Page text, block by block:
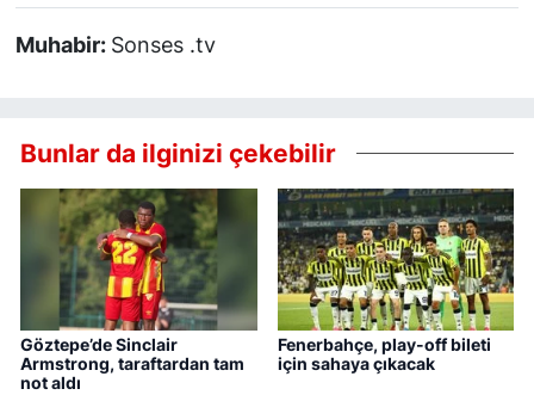
Muhabir: Sonses .tv
Bunlar da ilginizi çekebilir
Göztepe’de Sinclair
Armstrong, taraftardan tam
not aldı
Fenerbahçe, play-off bileti
için sahaya çıkacak